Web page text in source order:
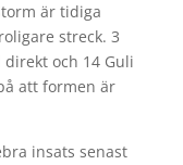
är tidiga
streck. 3
och 14 Guli
att formen är
insats senast